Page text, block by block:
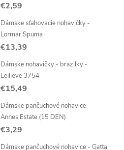
€2,59
Dámske sťahovacie nohavičky -
Lormar Spuma
€13,39
Dámske nohavičky - brazilky -
Leilieve 3754
€15,49
Dámske pančuchové nohavice -
Annes Estate (15 DEN)
€3,29
Dámske pančuchové nohavice - Gatta